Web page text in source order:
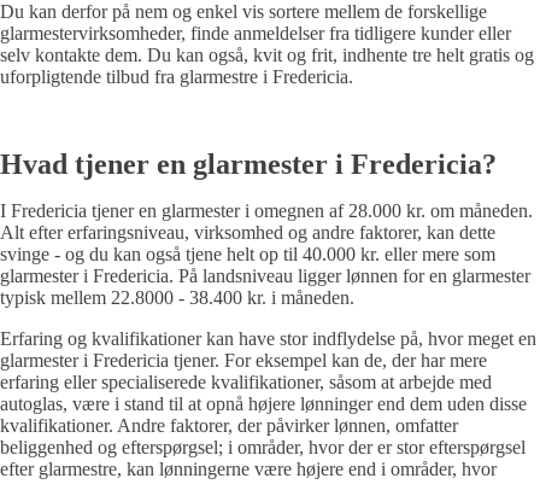
Du kan derfor på nem og enkel vis sortere mellem de forskellige
glarmestervirksomheder, finde anmeldelser fra tidligere kunder eller
selv kontakte dem. Du kan også, kvit og frit, indhente tre helt gratis og
uforpligtende tilbud fra glarmestre i Fredericia.
Hvad tjener en glarmester i Fredericia?
I Fredericia tjener en glarmester i omegnen af 28.000 kr. om måneden.
Alt efter erfaringsniveau, virksomhed og andre faktorer, kan dette
svinge - og du kan også tjene helt op til 40.000 kr. eller mere som
glarmester i Fredericia. På landsniveau ligger lønnen for en glarmester
typisk mellem 22.8000 - 38.400 kr. i måneden.
Erfaring og kvalifikationer kan have stor indflydelse på, hvor meget en
glarmester i Fredericia tjener. For eksempel kan de, der har mere
erfaring eller specialiserede kvalifikationer, såsom at arbejde med
autoglas, være i stand til at opnå højere lønninger end dem uden disse
kvalifikationer. Andre faktorer, der påvirker lønnen, omfatter
beliggenhed og efterspørgsel; i områder, hvor der er stor efterspørgsel
efter glarmestre, kan lønningerne være højere end i områder, hvor